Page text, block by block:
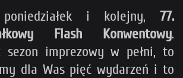
i kolejny, 77.
Flash Konwentowy.
sezon imprezowy w pełni, to
dla Was pięć wydarzeń i to